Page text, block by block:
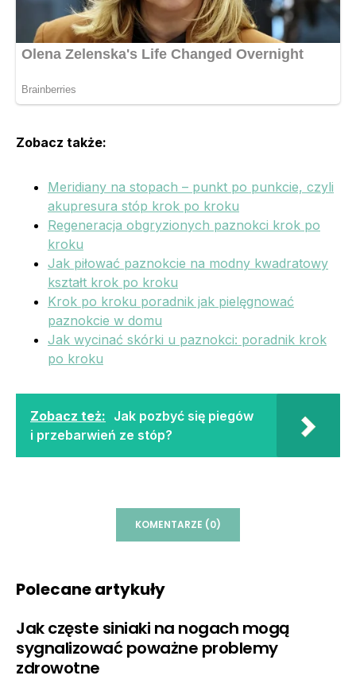
Zobacz także:
Meridiany na stopach – punkt po punkcie, czyli
akupresura stóp krok po kroku
Regeneracja obgryzionych paznokci krok po
kroku
Jak piłować paznokcie na modny kwadratowy
kształt krok po kroku
Krok po kroku poradnik jak pielęgnować
paznokcie w domu
Jak wycinać skórki u paznokci: poradnik krok
po kroku
Zobacz też: Jak pozbyć się piegów
i przebarwień ze stóp?
KOMENTARZE (0)
Polecane artykuły
Jak częste siniaki na nogach mogą
sygnalizować poważne problemy
zdrowotne